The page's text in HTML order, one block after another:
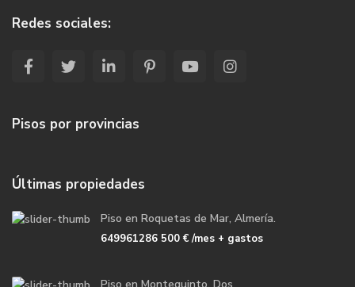
Redes sociales:
Pisos por provincias
Últimas propiedades
Piso en Roquetas de Mar, Almería.
649961286 500 €/mes + gastos